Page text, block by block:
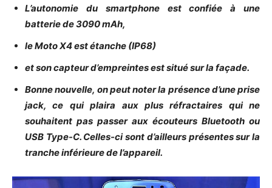
L’autonomie du smartphone est confiée à une
batterie de 3090 mAh,
le Moto X4 est étanche (IP68)
et son capteur d’empreintes est situé sur la façade.
Bonne nouvelle, on peut noter la présence d’une prise
jack, ce qui plaira aux plus réfractaires qui ne
souhaitent pas passer aux écouteurs Bluetooth ou
USB Type-C. Celles-ci sont d’ailleurs présentes sur la
tranche inférieure de l’appareil.